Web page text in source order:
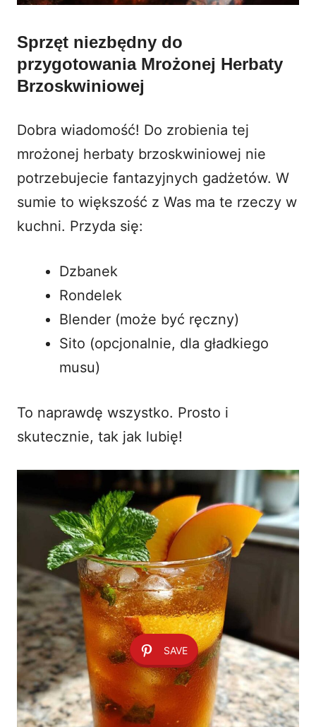
Sprzęt niezbędny do
przygotowania Mrożonej Herbaty
Brzoskwiniowej
Dobra wiadomość! Do zrobienia tej
mrożonej herbaty brzoskwiniowej nie
potrzebujecie fantazyjnych gadżetów. W
sumie to większość z Was ma te rzeczy w
kuchni. Przyda się:
Dzbanek
Rondelek
Blender (może być ręczny)
Sito (opcjonalnie, dla gładkiego
musu)
To naprawdę wszystko. Prosto i
skutecznie, tak jak lubię!
SAVE